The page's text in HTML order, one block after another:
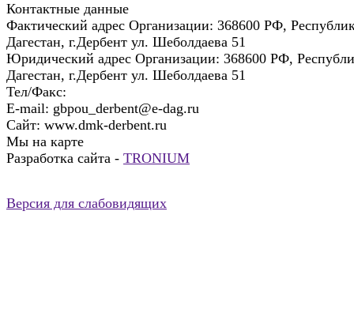
Контактные данные
Фактический адрес Организации: 368600 РФ,
Дагестан, г.Дербент ул. Шеболдаева 51
Юридический адрес Организации: 368600 РФ,
Дагестан, г.Дербент ул. Шеболдаева 51
Тел/Факс:
E-mail: gbpou_derbent@e-dag.ru
Сайт: www.dmk-derbent.ru
Мы на карте
Разработка сайта - TRONIUM
Версия для слабовидящих